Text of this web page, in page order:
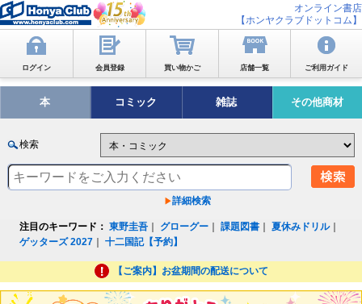
オンライン書店
【ホンヤクラブドットコム】
ログイン 会員登録 買い物かご 店舗一覧 ご利用ガイド
本 コミック 雑誌 その他商材
検索
詳細検索
注目のキーワード： 東野圭吾 グローグー ｜課題図書 ｜夏休みドリル｜
ゲッターズ 2027 ｜十二国記【予約】
【ご案内】お盆期間の配送について